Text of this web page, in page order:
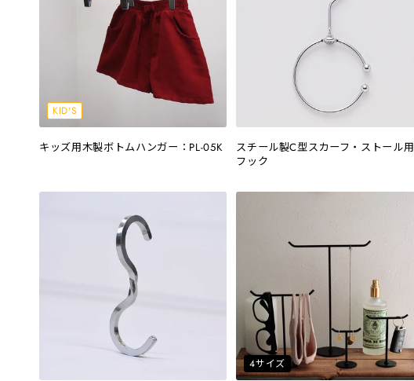
KID'S
キッズ用木製ボトムハンガー：PL-05K
スチール製C型スカーフ・ストール用
フック
4サイズ